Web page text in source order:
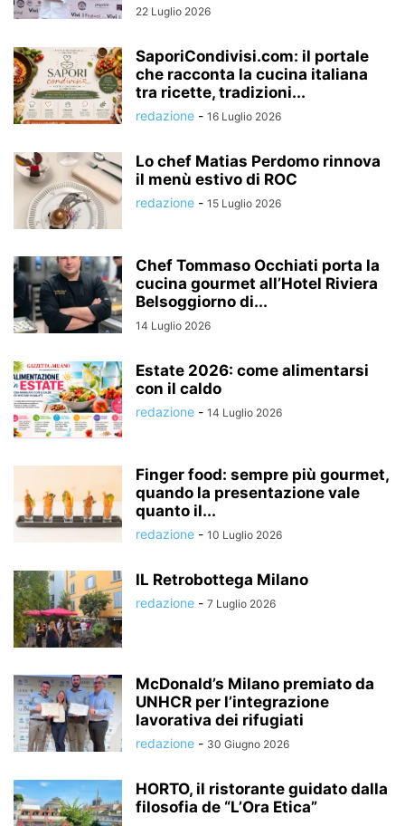
22 Luglio 2026
SaporiCondivisi.com: il portale
che racconta la cucina italiana
tra ricette, tradizioni...
redazione - 16 Luglio 2026
Lo chef Matias Perdomo rinnova
il menù estivo di ROC
redazione - 15 Luglio 2026
Chef Tommaso Occhiati porta la
cucina gourmet all’Hotel Riviera
Belsoggiorno di...
14 Luglio 2026
Estate 2026: come alimentarsi
con il caldo
redazione - 14 Luglio 2026
Finger food: sempre più gourmet,
quando la presentazione vale
quanto il...
redazione - 10 Luglio 2026
IL Retrobottega Milano
redazione - 7 Luglio 2026
McDonald’s Milano premiato da
UNHCR per l’integrazione
lavorativa dei rifugiati
redazione - 30 Giugno 2026
HORTO, il ristorante guidato dalla
filosofia de “L’Ora Etica”